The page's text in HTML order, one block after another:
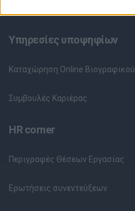
Υπηρεσίες υποψηφίων
Καταχώρηση Online Βιογραφικού
Συμβουλές Καριέρας
HR corner
Περιγραφές Θέσεων Εργασίας
Ερωτήσεις συνεντεύξεων